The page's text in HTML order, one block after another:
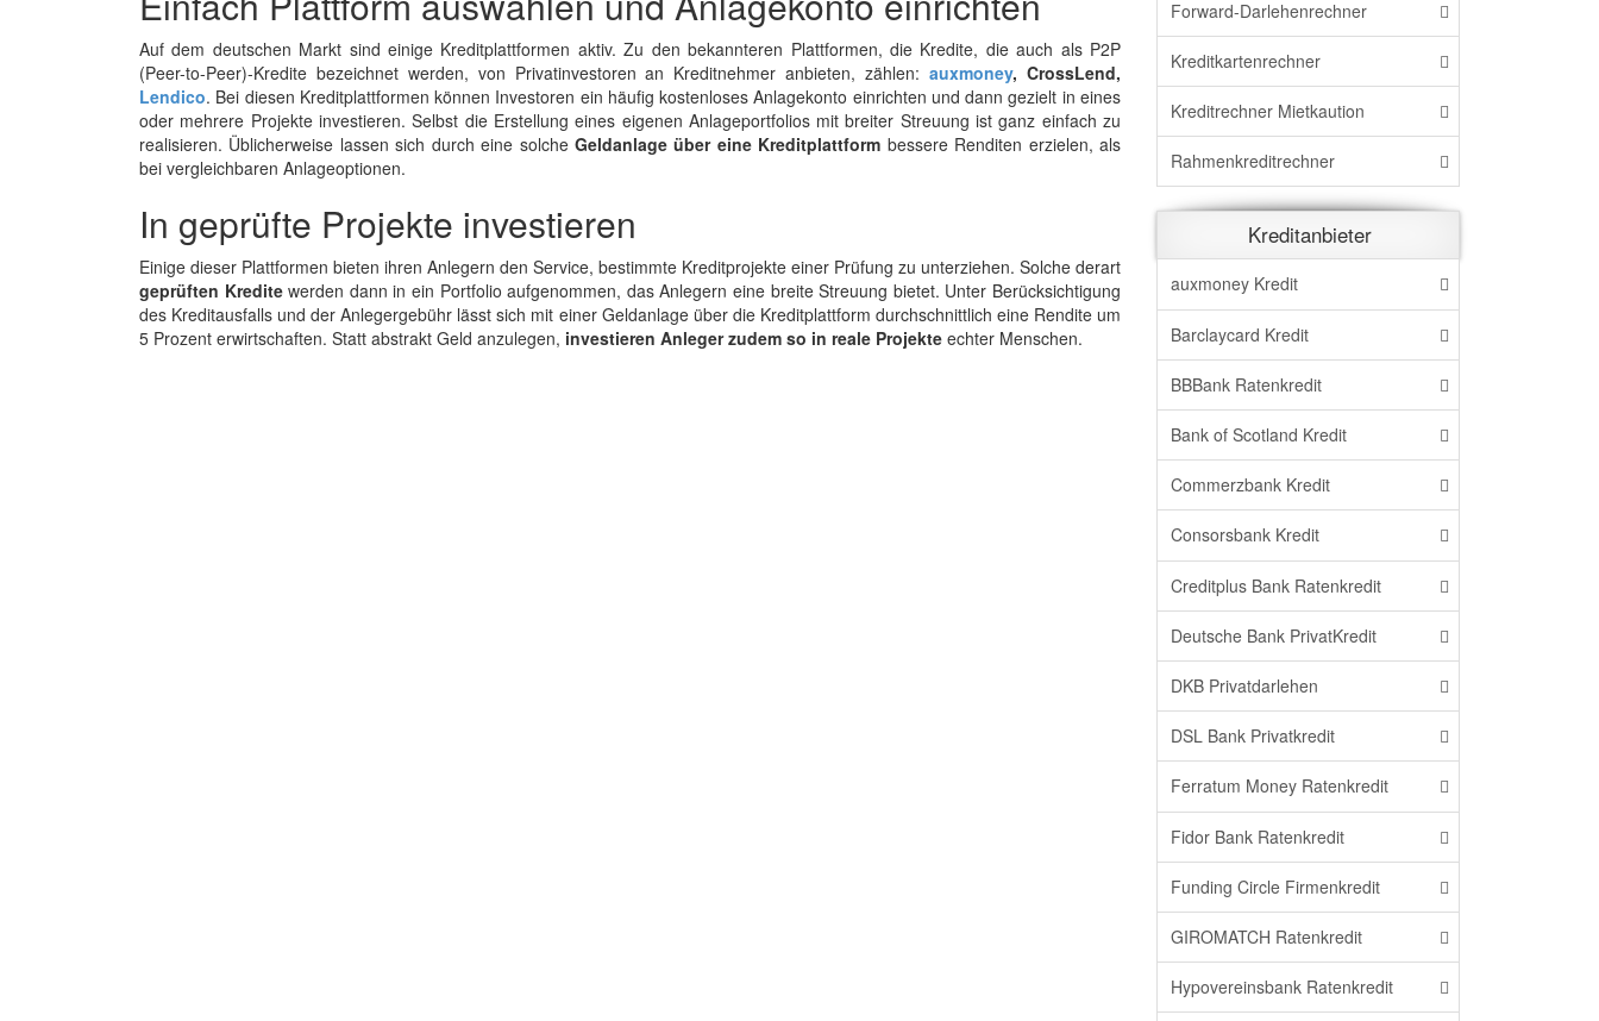
Auf dem deutschen Markt sind einige Kreditplattformen aktiv. Zu den bekannteren Plattformen, die Kredite, die auch als P2P
(Peer-to-Peer)-Kredite bezeichnet werden, von Privatinvestoren an Kreditnehmer anbieten, zählen:auxmoney, CrossLend,
Lendico. Bei diesen Kreditplattformen können Investoren ein häufig kostenloses Anlagekonto einrichten und dann gezielt in eines
oder mehrere Projekte investieren. Selbst die Erstellung eines eigenen Anlageportfolios mit breiter Streuung ist ganz einfach zu
realisieren. Üblicherweise lassen sich durch eine solche Geldanlage über eine Kreditplattform bessere Renditen erzielen, als
bei vergleichbaren Anlageoptionen.
In geprüfte Projekte investieren
Einige dieser Plattformen bieten ihren Anlegern den Service, bestimmte Kreditprojekte einer Prüfung zu unterziehen. Solche derart
geprüften Kreditewerden dann in ein Portfolio aufgenommen, das Anlegern eine breite Streuung bietet. Unter Berücksichtigung
des Kreditausfalls und der Anlegergebühr lässt sich mit einer Geldanlage über die Kreditplattform durchschnittlich eine Rendite um
5 Prozent erwirtschaften. Statt abstrakt Geld anzulegen, investieren Anleger zudem so in reale Projekte echter Menschen.
Forward-Darlehenrechner
Kreditkartenrechner
Kreditrechner Mietkaution
Rahmenkreditrechner
Kreditanbieter
auxmoney Kredit
Barclaycard Kredit
BBBank Ratenkredit
Bank of Scotland Kredit
Commerzbank Kredit
Consorsbank Kredit
Creditplus Bank Ratenkredit
Deutsche Bank PrivatKredit
DKB Privatdarlehen
DSL Bank Privatkredit
Ferratum Money Ratenkredit
Fidor Bank Ratenkredit
Funding Circle Firmenkredit
GIROMATCH Ratenkredit
Hypovereinsbank Ratenkredit